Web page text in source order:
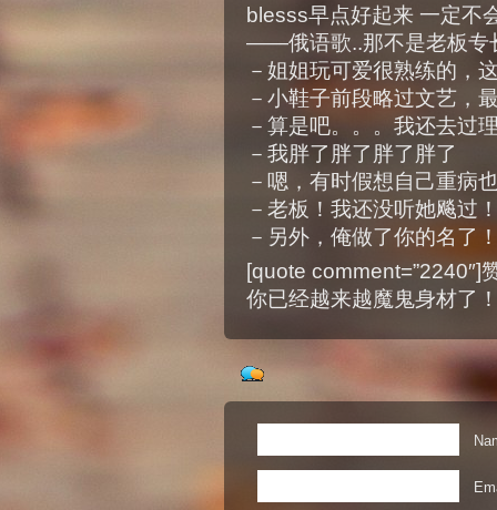
blesss早点好起来 一定不
——俄语歌..那不是老板专
－姐姐玩可爱很熟练的，
－小鞋子前段略过文艺，
－算是吧。。。我还去过
－我胖了胖了胖了胖了
－嗯，有时假想自己重病
－老板！我还没听她飚过
－另外，俺做了你的名了
[quote
你已经越来越魔鬼身材了